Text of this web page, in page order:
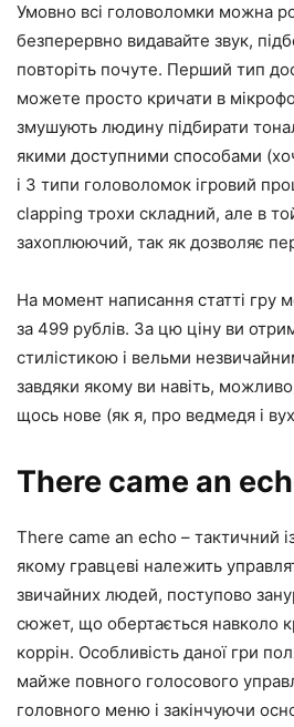
Умовно всі головоломки можна
безперервно видавайте звук,
повторіть почуте. Перший тип
можете просто кричати в
змушують людину підбирати
якими доступними способами
і 3 типи головоломок ігровий
clapping трохи складний, але в
захоплюючий, так як дозволяє
На момент написання статті гру
за 499 рублів. За цю ціну ви
стилістикою і вельми
завдяки якому ви навіть,
щось нове (як я, про ведмедя і
There came an
There came an echo – тактичний
якому гравцеві належить
звичайних людей, поступово
сюжет, що обертається навколо
коррін. Особливість даної гри
майже повного голосового
головного меню і закінчуючи